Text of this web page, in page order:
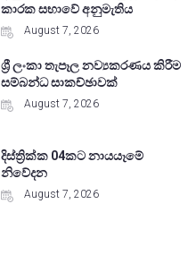
කාරක සභාවේ අනුමැතිය
August 7, 2026
ශ්‍රී ලංකා තැපෑල නව්‍යකරණය කිරීම
සම්බන්ධ සාකච්ඡාවක්
August 7, 2026
දිස්ත්‍රික්ක 04කට නායයෑමේ
නිවේදන
August 7, 2026